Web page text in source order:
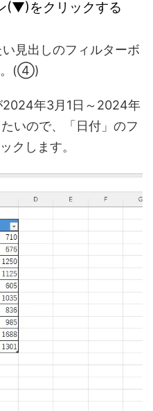
(▼)をクリックする
見出しのフィルターボ
。(④)
2024年3月1日～2024年
いので、「日付」のフ
クします。